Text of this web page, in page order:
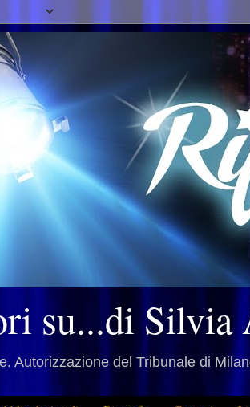
su...di Silvia
Autorizzazione del Tribunale di